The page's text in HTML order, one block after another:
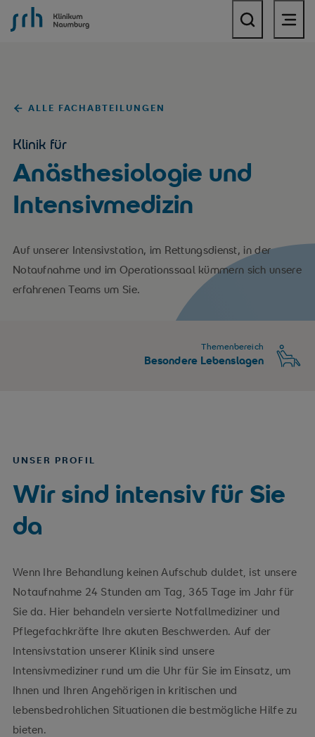
SRH Krankenhaus Naumburg
ALLE FACHABTEILUNGEN
Klinik für
Anästhesiologie und
Intensivmedizin
Auf unserer Intensivstation, im Rettungsdienst, in der
Notaufnahme und im Operationssaal kümmern sich unsere
erfahrenen Teams um Sie.
Themenbereich
Besondere Lebenslagen
UNSER PROFIL
Wir sind intensiv für Sie
da
Wenn Ihre Behandlung keinen Aufschub duldet, ist unsere
Notaufnahme 24 Stunden am Tag, 365 Tage im Jahr für
Sie da. Hier behandeln versierte Notfallmediziner und
Pflegefachkräfte Ihre akuten Beschwerden. Auf der
Intensivstation unserer Klinik sind unsere
Intensivmediziner rund um die Uhr für Sie im Einsatz, um
Ihnen und Ihren Angehörigen in kritischen und
lebensbedrohlichen Situationen die bestmögliche Hilfe zu
bieten.